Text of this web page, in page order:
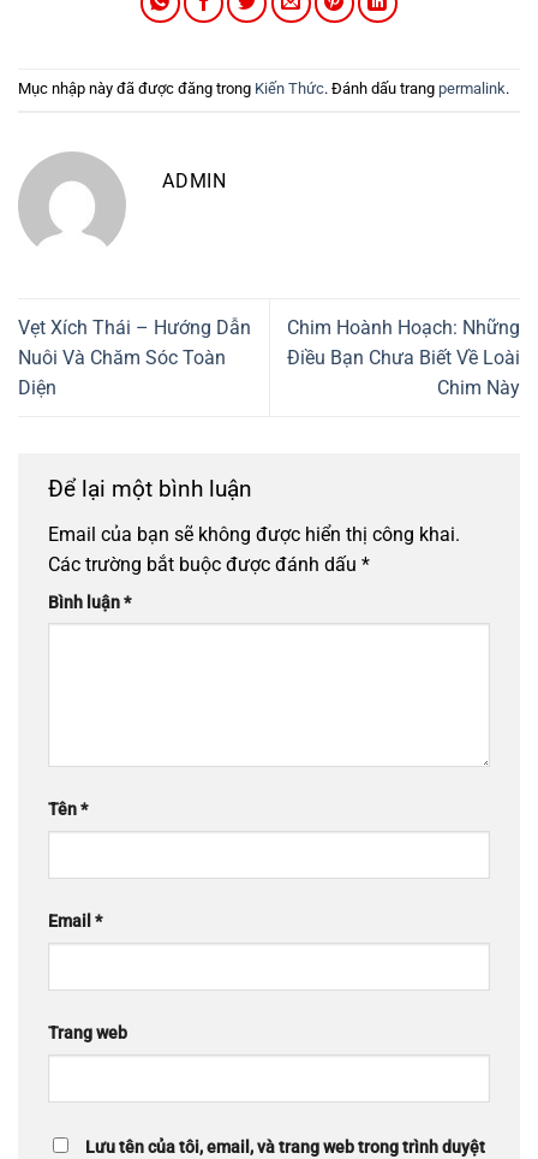
Mục nhập này đã được đăng trong Kiến Thức. Đánh dấu trang permalink.
ADMIN
Vẹt Xích Thái – Hướng Dẫn
Nuôi Và Chăm Sóc Toàn
Diện
Chim Hoành Hoạch: Những
Điều Bạn Chưa Biết Về Loài
Chim Này
Để lại một bình luận
Email của bạn sẽ không được hiển thị công khai.
Các trường bắt buộc được đánh dấu *
Bình luận*
Tên*
Email *
Trang web
Lưu tên của tôi, email, và trang web trong trình duyệt